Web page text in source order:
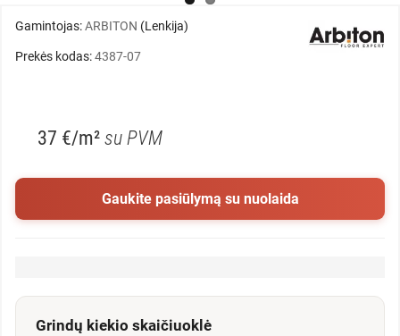
Gamintojas:ARBITON (Lenkija)
Prekės kodas:4387-07
37 €/m² su PVM
Gaukite pasiūlymą su nuolaida
Grindų kiekio skaičiuoklė